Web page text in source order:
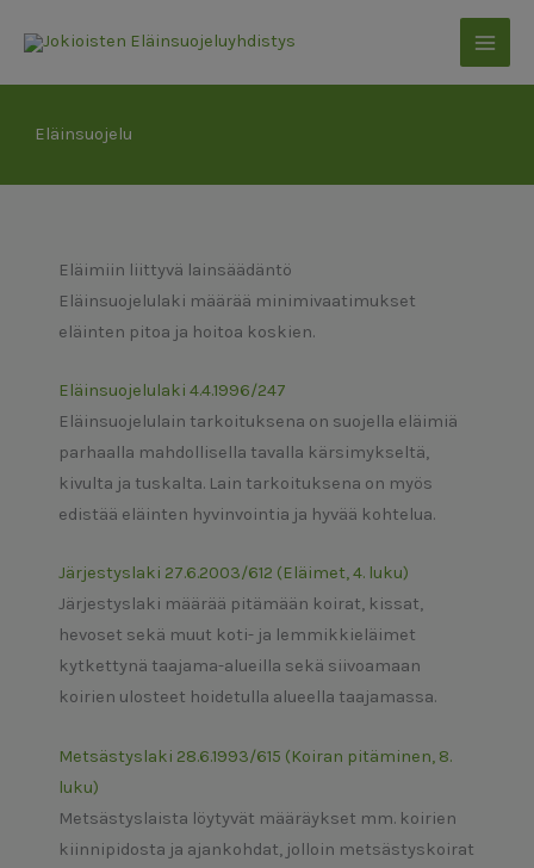
sisältöön
Eläinsuojelu
Eläimiin liittyvä lainsäädäntö
Eläinsuojelulaki määrää minimivaatimukset
eläinten pitoa ja hoitoa koskien.
Eläinsuojelulaki 4.4.1996/247
Eläinsuojelulain tarkoituksena on suojella eläimiä
parhaalla mahdollisella tavalla kärsimykseltä,
kivulta ja tuskalta. Lain tarkoituksena on myös
edistää eläinten hyvinvointia ja hyvää kohtelua.
Järjestyslaki 27.6.2003/612 (Eläimet, 4. luku)
Järjestyslaki määrää pitämään koirat, kissat,
hevoset sekä muut koti- ja lemmikkieläimet
kytkettynä taajama-alueilla sekä siivoamaan
koirien ulosteet hoidetulla alueella taajamassa.
Metsästyslaki 28.6.1993/615 (Koiran pitäminen, 8.
luku)
Metsästyslaista löytyvät määräykset mm. koirien
kiinnipidosta ja ajankohdat, jolloin metsästyskoirat